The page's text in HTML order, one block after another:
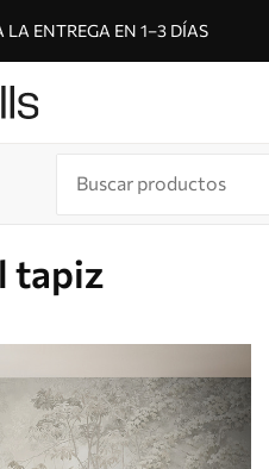
LA ENTREGA EN 1–3 DÍAS
tapiz